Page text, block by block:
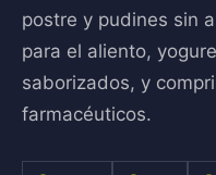
postre y pudines sin
para el aliento,
saborizados, y
farmacéuticos.